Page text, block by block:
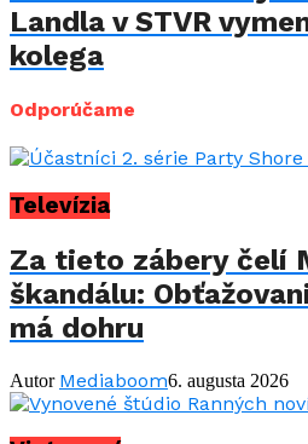
Landla v STVR
kolega
Odporúčame
Televízia
Za tieto zábery čelí
škandálu:
má dohru
Autor Mediaboom6. augusta 2026